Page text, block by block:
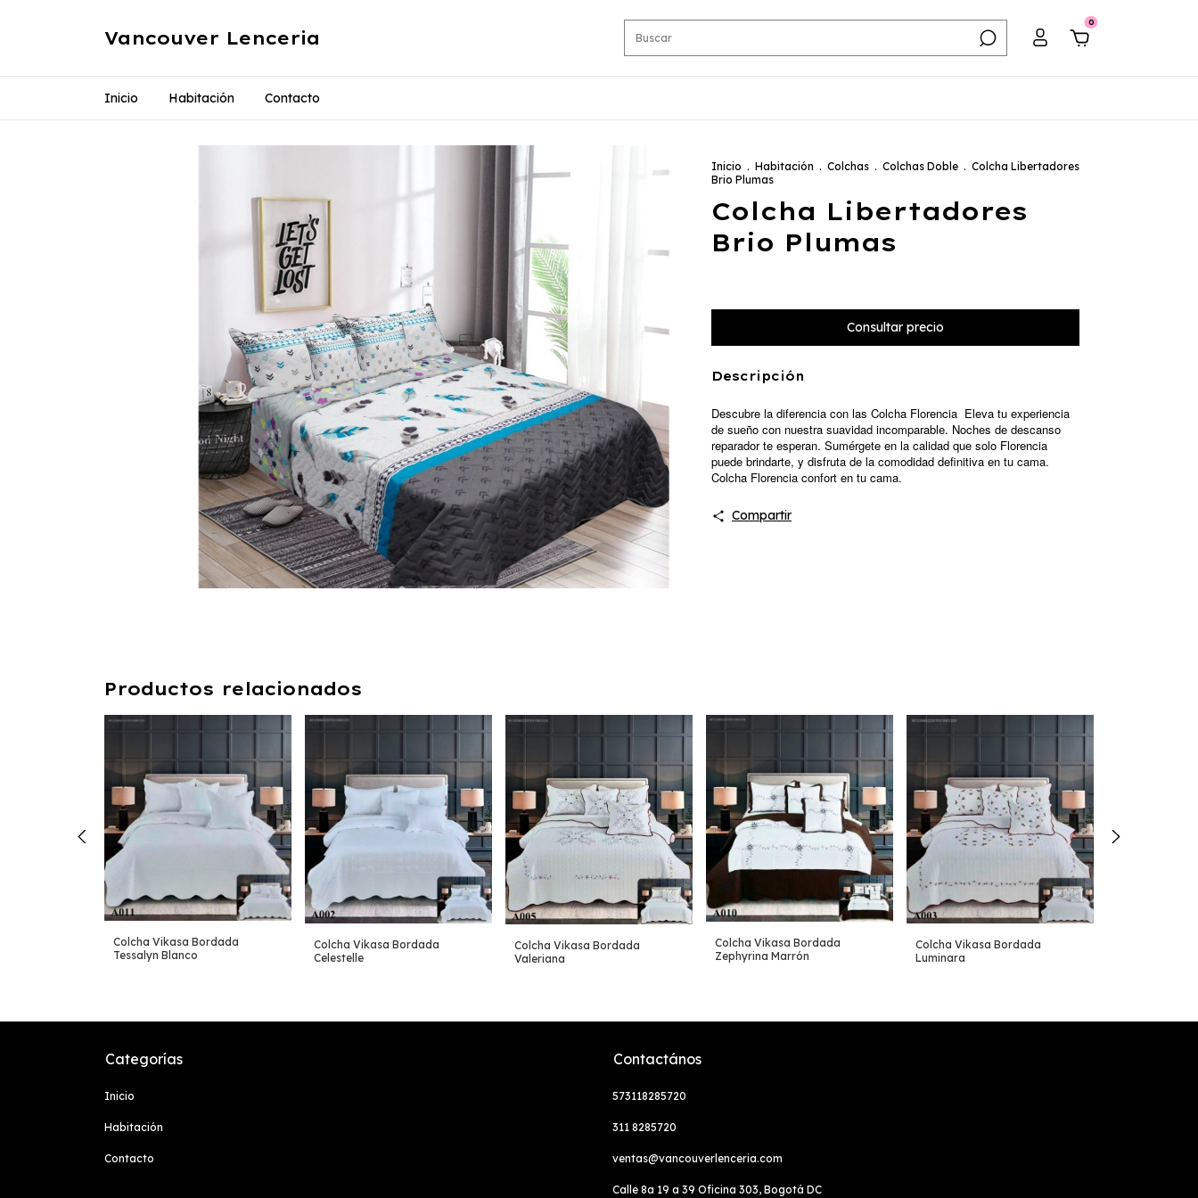
Vancouver Lenceria
0
Inicio Habitación Contacto
Inicio . Habitación . Colchas . Colchas Doble . Colcha Libertadores
Brio Plumas
Colcha Libertadores
Brio Plumas
Descripción
Descubre la diferencia con las Colcha Florencia Eleva tu experiencia
de sueño con nuestra suavidad incomparable. Noches de descanso
reparador te esperan. Sumérgete en la calidad que solo Florencia
puede brindarte, y disfruta de la comodidad definitiva en tu cama.
Colcha Florencia confort en tu cama.
Compartir
Productos relacionados
Colcha Vikasa Bordada
Tessalyn Blanco
Colcha Vikasa Bordada
Celestelle
Colcha Vikasa Bordada
Valeriana
Colcha Vikasa Bordada
Zephyrina Marrón
Colcha Vikasa Bordada
Luminara
Categorías
Inicio
Habitación
Contacto
Contactános
573118285720
311 8285720
ventas@vancouverlenceria.com
Calle 8a 19 a 39 Oficina 303, Bogotá DC